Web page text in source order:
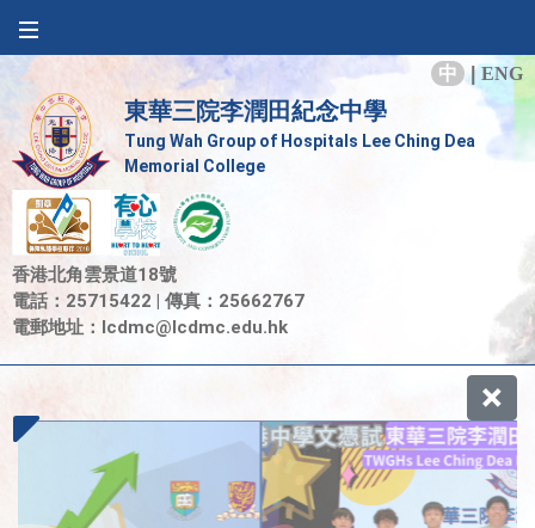
中 | ENG
東華三院李潤田紀念中學
Tung Wah Group of Hospitals Lee Ching Dea
Memorial College
香港北角雲景道18號
電話：25715422 | 傳真：25662767
電郵地址： lcdmc@lcdmc.edu.hk